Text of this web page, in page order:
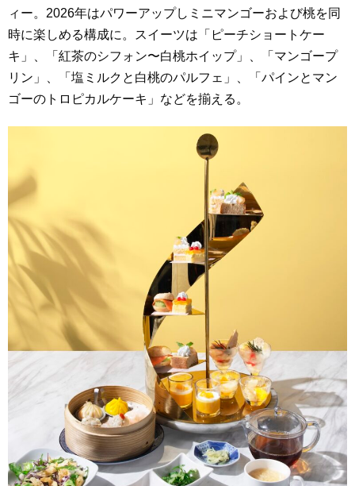
ィー。2026年はパワーアップしミニマンゴーおよび桃を同
時に楽しめる構成に。スイーツは「ピーチショートケー
キ」、「紅茶のシフォン〜白桃ホイップ」、「マンゴープ
リン」、「塩ミルクと白桃のパルフェ」、「パインとマン
ゴーのトロピカルケーキ」などを揃える。